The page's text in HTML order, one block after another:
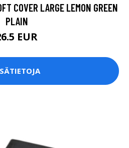
COVER LARGE LEMON GREEN
PLAIN
EUR